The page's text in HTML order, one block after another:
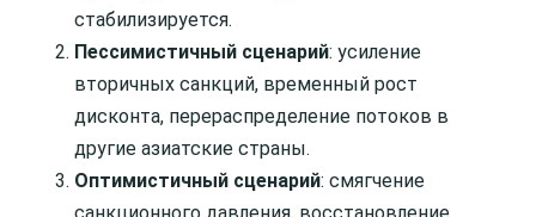
стабилизируется.
Пессимистичный сценарий: усиление
вторичных санкций, временный рост
дисконта, перераспределение потоков в
другие азиатские страны.
Оптимистичный сценарий: смягчение